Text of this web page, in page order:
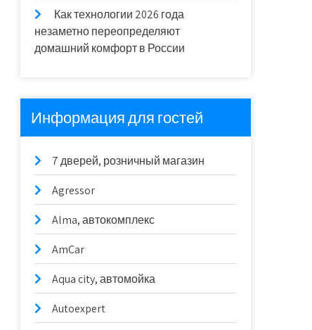
Как технологии 2026 года
незаметно переопределяют
домашний комфорт в России
Информация для гостей
7 дверей, розничный магазин
Agressor
Alma, автокомплекс
AmCar
Aqua city, автомойка
Autoexpert